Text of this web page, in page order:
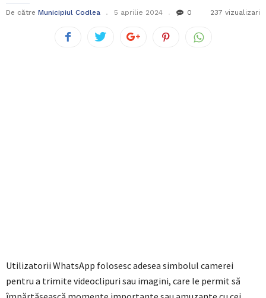
De către Municipiul Codlea 5 aprilie 2024 0 237 vizualizari
Utilizatorii WhatsApp folosesc adesea simbolul camerei
pentru a trimite videoclipuri sau imagini, care le permit să